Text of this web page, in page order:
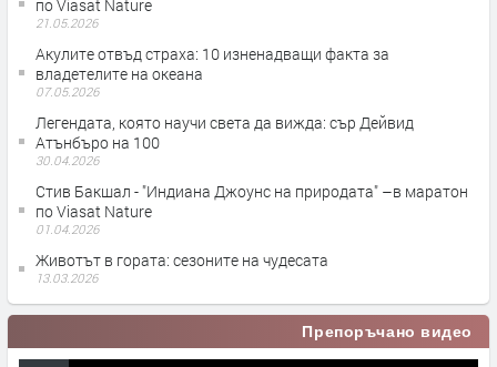
по Viasat Nature
21.05.2026
Акулите отвъд страха: 10 изненадващи факта за
владетелите на океана
07.05.2026
Легендата, която научи света да вижда: сър Дейвид
Атънбъро на 100
30.04.2026
Стив Бакшал - "Индиана Джоунс на природата" –в маратон
по Viasat Nature
01.04.2026
Животът в гората: сезоните на чудесата
13.03.2026
Препоръчано видео